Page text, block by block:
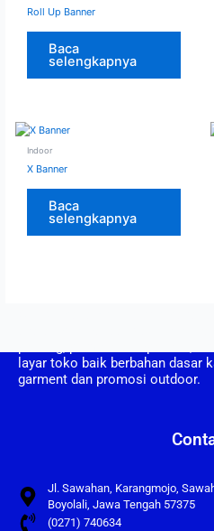
Roll Up Banner
Baca
selengkapnya
Indoor
X Banner
Baca
selengkapnya
layar toko baik berbahan dasar
garment dan promosi outdoor.
Jl. Sawahan, Karangmojo,
Boyolali, Jawa Tengah 57375
(0271) 740634